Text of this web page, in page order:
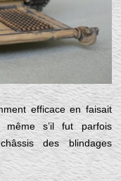
efficace en faisait
s’il fut parfois
des blindages